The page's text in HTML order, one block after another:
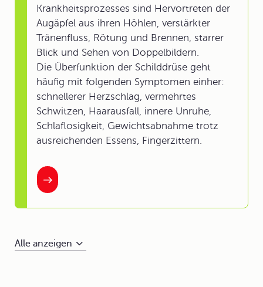
Krankheitsprozesses sind Hervortreten der
Augäpfel aus ihren Höhlen, verstärkter
Tränenfluss, Rötung und Brennen, starrer
Blick und Sehen von Doppelbildern.
Die Überfunktion der Schilddrüse geht
häufig mit folgenden Symptomen einher:
schnellerer Herzschlag, vermehrtes
Schwitzen, Haarausfall, innere Unruhe,
Schlaflosigkeit, Gewichtsabnahme trotz
ausreichenden Essens, Fingerzittern.
Alle anzeigen